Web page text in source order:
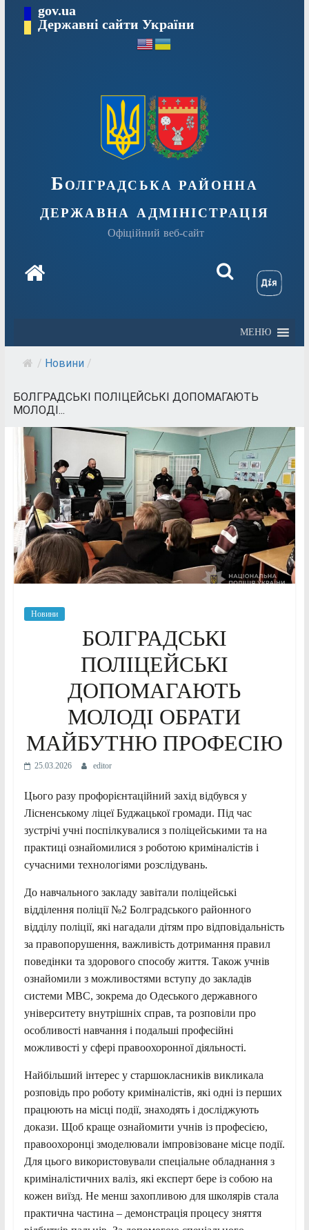
Перейтиgov.ua
Державні сайти України
Болградська районна
державна адміністрація
Офіційний веб-сайт
МЕНЮ
/ Новини /
БОЛГРАДСЬКІ ПОЛІЦЕЙСЬКІ ДОПОМАГАЮТЬ
МОЛОДІ...
Новини
БОЛГРАДСЬКІ
ПОЛІЦЕЙСЬКІ
ДОПОМАГАЮТЬ
МОЛОДІ ОБРАТИ
МАЙБУТНЮ ПРОФЕСІЮ
25.03.2026 editor
Цього разу профорієнтаційний захід відбувся у
Лісненському ліцеї Буджацької громади. Під час
зустрічі учні поспілкувалися з поліцейськими та на
практиці ознайомилися з роботою криміналістів і
сучасними технологіями розслідувань.
До навчального закладу завітали поліцейські
відділення поліції №2 Болградського районного
відділу поліції, які нагадали дітям про відповідальність
за правопорушення, важливість дотримання правил
поведінки та здорового способу життя. Також учнів
ознайомили з можливостями вступу до закладів
системи МВС, зокрема до Одеського державного
університету внутрішніх справ, та розповіли про
особливості навчання і подальші професійні
можливості у сфері правоохоронної діяльності.
Найбільший інтерес у старшокласників викликала
розповідь про роботу криміналістів, які одні із перших
працюють на місці події, знаходять і досліджують
докази. Щоб краще ознайомити учнів із професією,
правоохоронці змоделювали імпровізоване місце події.
Для цього використовували спеціальне обладнання з
криміналістичних валіз, які експерт бере із собою на
кожен виїзд. Не менш захопливою для школярів стала
практична частина – демонстрація процесу зняття